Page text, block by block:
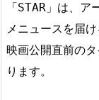
「STAR」は、
メニュースを届
映画公開直前の
ります。